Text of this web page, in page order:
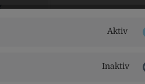
Aktiv
Inaktiv